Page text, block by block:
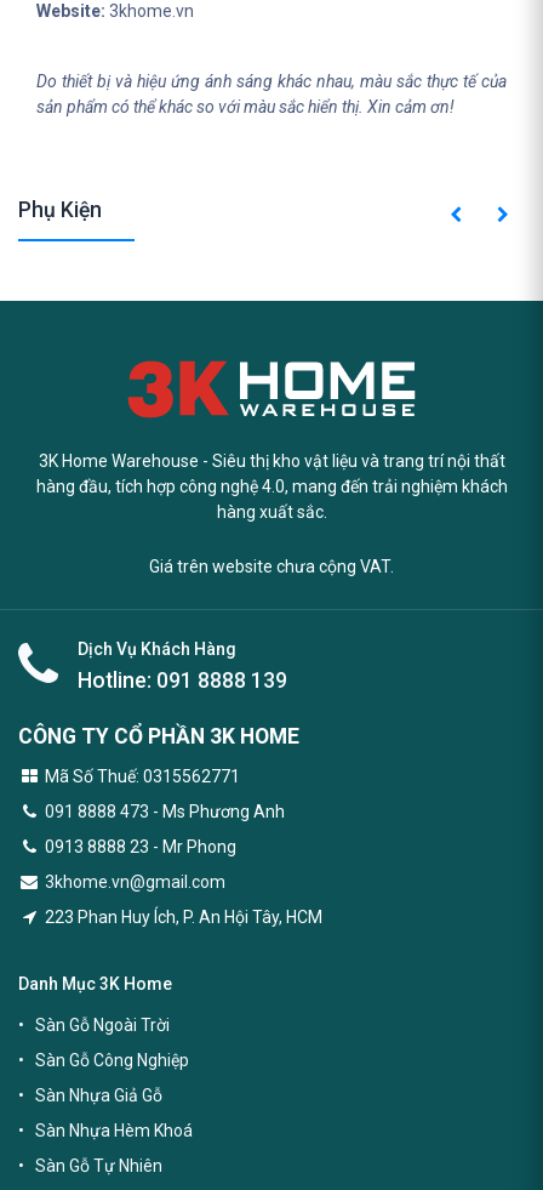
Website: 3khome.vn
Do thiết bị và hiệu ứng ánh sáng khác nhau, màu sắc thực tế của
sản phẩm có thể khác so với màu sắc hiển thị. Xin cảm ơn!
Phụ Kiện
3K Home Warehouse - Siêu thị kho vật liệu và trang trí nội thất
hàng đầu, tích hợp công nghệ 4.0, mang đến trải nghiệm khách
hàng xuất sắc.
Giá trên website chưa cộng VAT.
Dịch Vụ Khách Hàng
Hotline: 091 8888 139
CÔNG TY CỔ PHẦN 3K HOME
Mã Số Thuế: 0315562771
091 8888 473 - Ms Phương Anh
0913 8888 23 - Mr Phong
3khome.vn@gmail.com
223 Phan Huy Ích, P. An Hội Tây, HCM
Danh Mục 3K Home
Sàn Gỗ Ngoài Trời
Sàn Gỗ Công Nghiệp
Sàn Nhựa Giả Gỗ
Sàn Nhựa Hèm Khoá
Sàn Gỗ Tự Nhiên